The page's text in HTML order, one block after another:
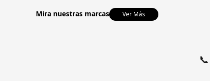
Mira nuestras marcas Ver Más